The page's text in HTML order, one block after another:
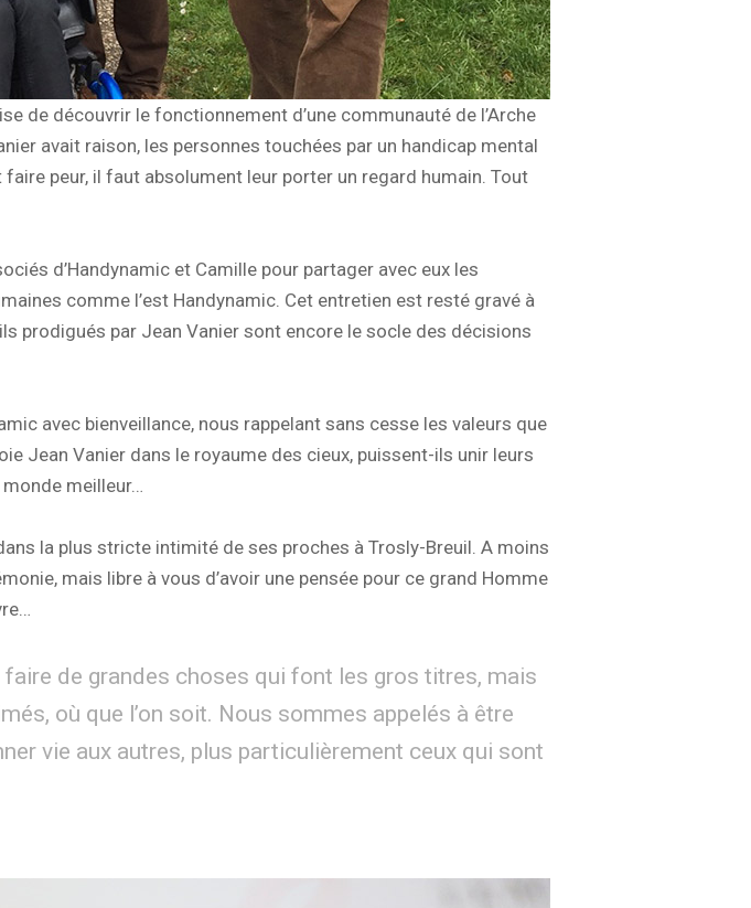
de découvrir le fonctionnement d’une communauté de l’Arche
avait raison, les personnes touchées par un handicap mental
peur, il faut absolument leur porter un regard humain. Tout
d’Handynamic et Camille pour partager avec eux les
comme l’est Handynamic. Cet entretien est resté gravé à
prodigués par Jean Vanier sont encore le socle des décisions
avec bienveillance, nous rappelant sans cesse les valeurs que
Jean Vanier dans le royaume des cieux, puissent-ils unir leurs
meilleur…
la plus stricte intimité de ses proches à Trosly-Breuil. A moins
mais libre à vous d’avoir une pensée pour ce grand Homme
de grandes choses qui font les gros titres, mais
où que l’on soit. Nous sommes appelés à être
vie aux autres, plus particulièrement ceux qui sont